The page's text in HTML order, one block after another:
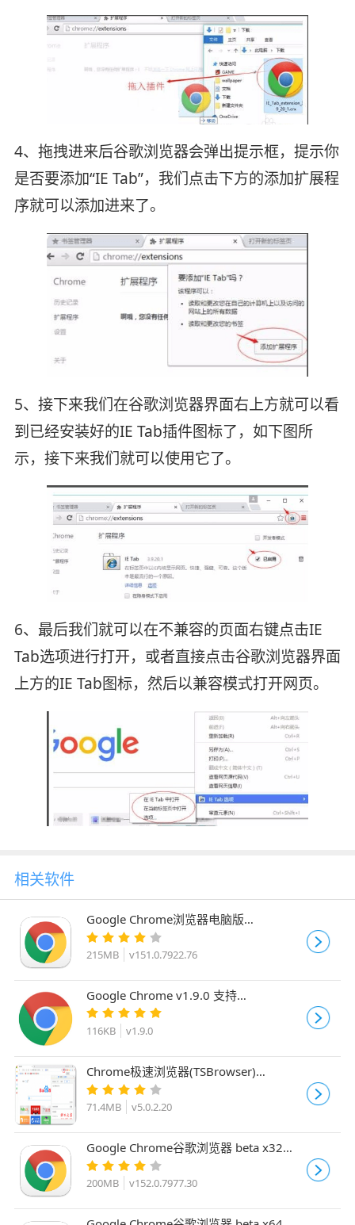
4、拖拽进来后谷歌浏览器会弹出提示框，提示你
是否要添加“IE Tab”，我们点击下方的添加扩展程
序就可以添加进来了。
5、接下来我们在谷歌浏览器界面右上方就可以看
到已经安装好的IE Tab插件图标了，如下图所
示，接下来我们就可以使用它了。
6、最后我们就可以在不兼容的页面右键点击IE
Tab选项进行打开，或者直接点击谷歌浏览器界面
上方的IE Tab图标，然后以兼容模式打开网页。
相关软件
Google Chrome浏览器电脑版
v151.0.7922.76 ARM64 原生离线官方正
式版
215MB v151.0.7922.76
Google Chrome v1.9.0 支持
128.0.6613.114 64/32 shuax增强补丁绿
色版
116KB v1.9.0
Chrome极速浏览器(TSBrowser)
71.4MB v5.0.2.20
Google Chrome谷歌浏览器 beta x32
v152.0.7977.30 官方最新测试版
200MB v152.0.7977.30